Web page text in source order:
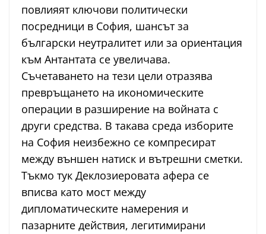
повлияят ключови политически
посредници в София, шансът за
български неутралитет или за ориентация
към Антантата се увеличава.
Съчетаването на тези цели отразява
превръщането на икономическите
операции в разширение на войната с
други средства. В такава среда изборите
на София неизбежно се компресират
между външен натиск и вътрешни сметки.
Тъкмо тук Деклозиеровата афера се
вписва като мост между
дипломатическите намерения и
пазарните действия, легитимирани